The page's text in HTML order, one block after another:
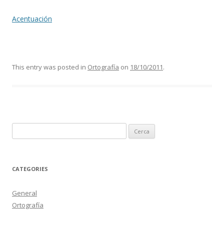
Acentuación
This entry was posted in Ortografía on 18/10/2011.
e
c
CATEGORIES
General
Ortografía